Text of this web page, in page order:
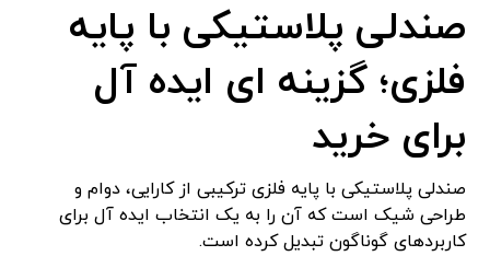
صندلی پلاستیکی با پایه
فلزی؛ گزینه ای ایده آل
برای خرید
صندلی پلاستیکی با پایه فلزی ترکیبی از کارایی، دوام و
طراحی شیک است که آن را به یک انتخاب ایده آل برای
کاربردهای گوناگون تبدیل کرده است.